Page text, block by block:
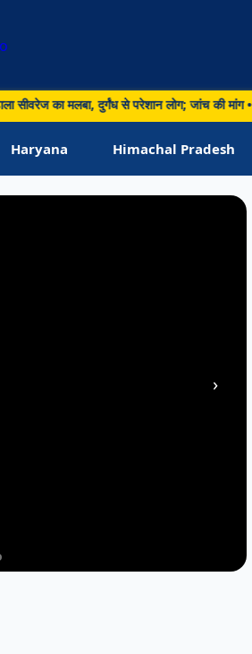
मलबा, दुर्गंध से परेशान लोग; जांच की मांग
Haryana Himachal Pradesh
›